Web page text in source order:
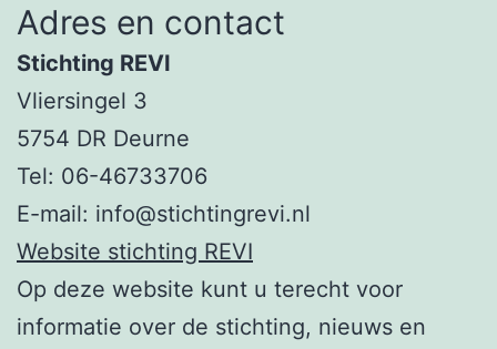
Adres en contact
Stichting REVI
Vliersingel 3
5754 DR Deurne
Tel: 06-46733706
E-mail: info@stichtingrevi.nl
Website stichting REVI
Op deze website kunt u terecht voor
informatie over de stichting, nieuws en